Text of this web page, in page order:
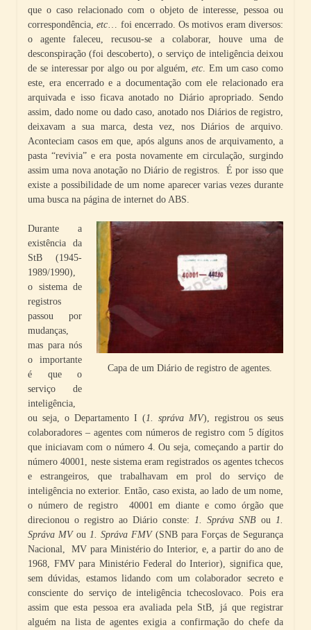
que o caso relacionado com o objeto de interesse, pessoa ou
correspondência,etc … foi encerrado. Os motivos eram diversos:
o agente faleceu, recusou-se a colaborar, houve uma de
desconspiração (foi descoberto), o serviço de inteligência deixou
de se interessar por algo ou por alguém, etc . Em um caso como
este, era encerrado e a documentação com ele relacionado era
arquivada e isso ficava anotado no Diário apropriado. Sendo
assim, dado nome ou dado caso, anotado nos Diários de registro,
deixavam a sua marca, desta vez, nos Diários de arquivo.
Aconteciam casos em que, após alguns anos de arquivamento, a
pasta “revivia” e era posta novamente em circulação, surgindo
assim uma nova anotação no Diário de registros. É por isso que
existe a possibilidade de um nome aparecer varias vezes durante
uma busca na página de internet do ABS.
Capa de um Diário de registro de agentes.
Durante a
existência da
StB (1945-
1989/1990),
o sistema de
registros
passou por
mudanças,
mas para nós
o importante
é que o
serviço de
inteligência,
ou seja, o Departamento I (1. správa MV), registrou os seus
colaboradores – agentes com números de registro com 5 dígitos
que iniciavam com o número 4. Ou seja, começando a partir do
número 40001, neste sistema eram registrados os agentes tchecos
e estrangeiros, que trabalhavam em prol do serviço de
inteligência no exterior. Então, caso exista, ao lado de um nome,
o número de registro 40001 em diante e como órgão que
direcionou o registro ao Diário conste:
1. Správa SNB ou
1.
Správa MVou 1. Správa FMV(SNB para Forças de Segurança
Nacional, MV para Ministério do Interior, e, a partir do ano de
1968, FMV para Ministério Federal do Interior), significa que,
sem dúvidas, estamos lidando com um colaborador secreto e
consciente do serviço de inteligência tchecoslovaco. Pois era
assim que esta pessoa era avaliada pela StB, já que registrar
alguém na lista de agentes exigia a confirmação do chefe da